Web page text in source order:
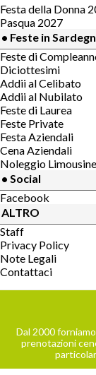
Festa della Donna
Pasqua 2027
• Feste in
Feste di
Diciottesimi
Addii al Celibato
Addii al Nubilato
Feste di Laurea
Feste Private
Festa Aziendali
Cena Aziendali
Noleggio Limousine
• Social
Facebook
ALTRO
Staff
Privacy Policy
Note Legali
Contattaci
Dal 2000
prenotazioni